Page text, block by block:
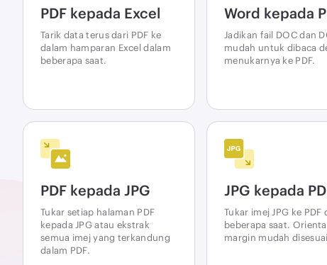
PDF kepada Excel
Tarik data terus dari PDF ke
dalam hamparan Excel dalam
beberapa saat.
Word kepada
Jadikan fail DOC dan
mudah untuk dibaca
menukarnya ke PDF.
PDF kepada JPG
Tukar setiap halaman PDF
kepada JPG atau ekstrak
semua imej yang terkandung
dalam PDF.
JPG kepada
Tukar imej JPG ke PDF
beberapa saat.
margin mudah